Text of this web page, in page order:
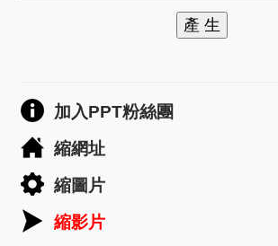
產 生
加入PPT粉絲團
縮網址
縮圖片
縮影片